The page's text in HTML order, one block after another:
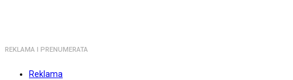
REKLAMA I PRENUMERATA
Reklama